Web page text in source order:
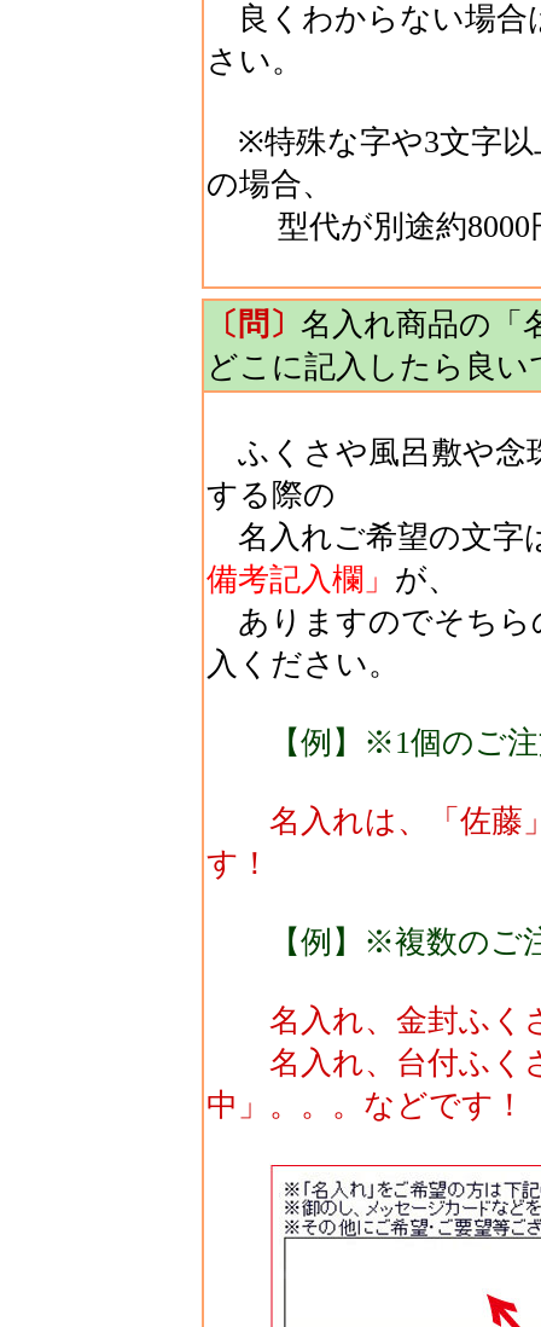
良くわからない場合
さい。
※特殊な字や3文字以
の場合、
型代が別途約8000
〔問〕 名入れ商品の「
どこに記入したら良い
ふくさや風呂敷や念
する際の
名入れご希望の文字
備考記入欄」 が、
ありますのでそちら
入ください。
【例】※1個のご注
名入れは、「佐藤
す！
【例】※複数のご
名入れ、金封ふく
名入れ、台付ふく
中」。。。などです！